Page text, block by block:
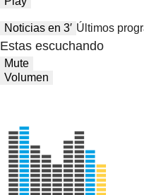
Noticias en 3′ Últimos
Estas escuchando
Mute
Volumen